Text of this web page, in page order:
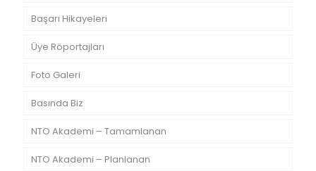
Başarı Hikayeleri
Üye Röportajları
Foto Galeri
Basında Biz
NTO Akademi – Tamamlanan
NTO Akademi – Planlanan